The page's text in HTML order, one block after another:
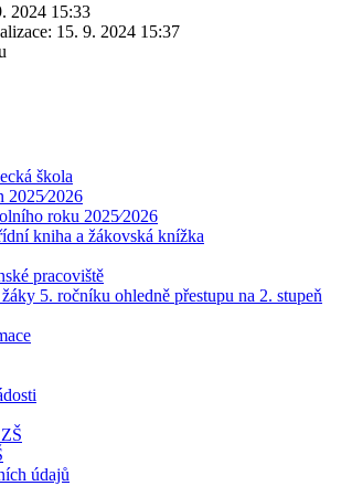
2024 15:33
15. 9. 2024 15:37
škola
roku 2025⁄2026
kniha a žákovská knížka
pracoviště
5. ročníku ohledně přestupu na 2. stupeň
údajů